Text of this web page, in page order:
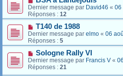
Dernier message par David46 « 06
Réponses : 12
T140 de 1988
Dernier message par elmo « 06
Réponses : 5
Sologne Rally VI
Dernier message par Francis V «
Réponses : 21